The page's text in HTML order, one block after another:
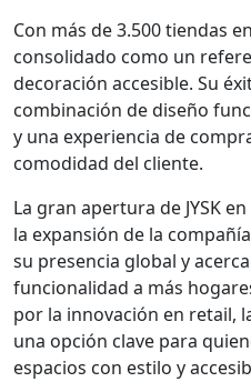
Con más de 3.500 tiendas
consolidado como un
decoración accesible. Su
combinación de diseño
y una experiencia de
comodidad del cliente.
La gran apertura de JYSK
la expansión de la
su presencia global y
funcionalidad a más
por la innovación en retail,
una opción clave para
espacios con estilo y